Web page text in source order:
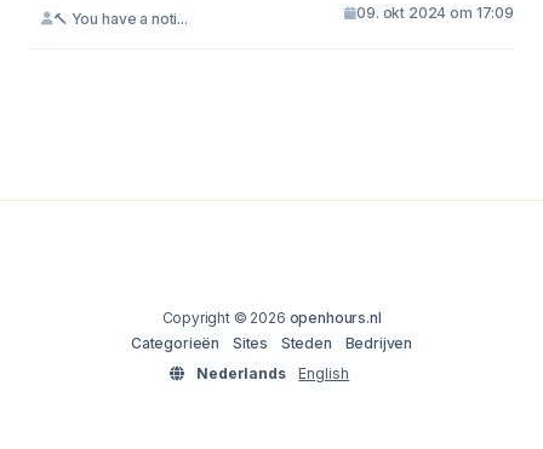
🔨 You have a noti... 09. okt 2024 om 17:09
Copyright © 2026 openhours.nl
Categorieën
Sites Steden
Bedrijven
Nederlands
English